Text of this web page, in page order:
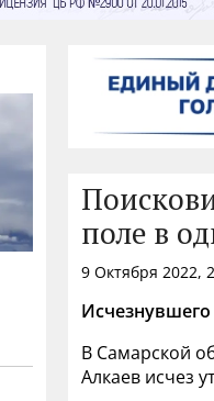
поле в
9 Октября 2022,
Исчезнувшего
В Самарской
Алкаев исчез